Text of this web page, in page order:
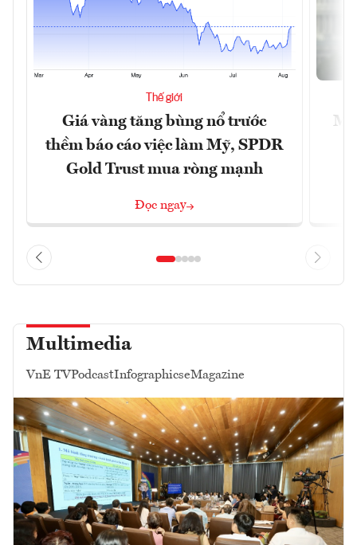
Thế giới
Giá vàng tăng bùng nổ trước
thềm báo cáo việc làm Mỹ, SPDR
Gold Trust mua ròng mạnh
Đọc ngay
Multimedia
VnE TVPodcastInfographicseMagazine